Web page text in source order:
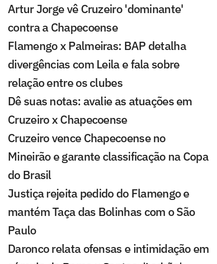
Artur Jorge vê Cruzeiro 'dominante'
contra a Chapecoense
Flamengo x Palmeiras: BAP detalha
divergências com Leila e fala sobre
relação entre os clubes
Dê suas notas: avalie as atuações em
Cruzeiro x Chapecoense
Cruzeiro vence Chapecoense no
Mineirão e garante classificação na Copa
do Brasil
Justiça rejeita pedido do Flamengo e
mantém Taça das Bolinhas com o São
Paulo
Daronco relata ofensas e intimidação em